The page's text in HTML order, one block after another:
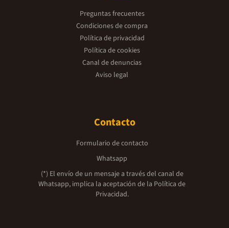
Preguntas frecuentes
Condiciones de compra
Política de privacidad
Política de cookies
Canal de denuncias
Aviso legal
Contacto
Formulario de contacto
Whatsapp
(*) El envío de un mensaje a través del canal de
Whatsapp, implica la aceptación de la Política de
Privacidad.